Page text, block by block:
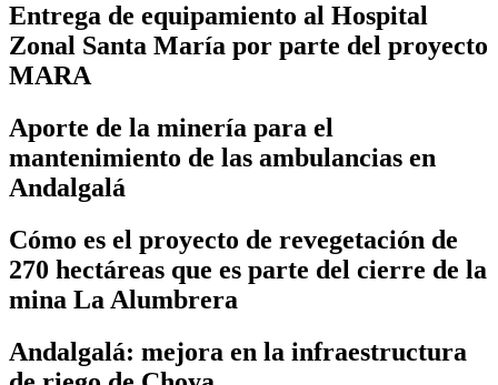
Entrega de equipamiento al Hospital
Zonal Santa María por parte del proyecto
MARA
Aporte de la minería para el
mantenimiento de las ambulancias en
Andalgalá
Cómo es el proyecto de revegetación de
270 hectáreas que es parte del cierre de la
mina La Alumbrera
Andalgalá: mejora en la infraestructura